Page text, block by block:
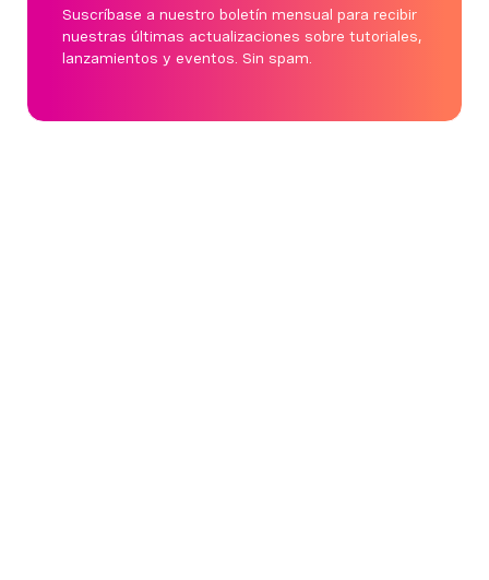
Suscríbase a nuestro boletín mensual para recibir
nuestras últimas actualizaciones sobre tutoriales,
lanzamientos y eventos. Sin spam.